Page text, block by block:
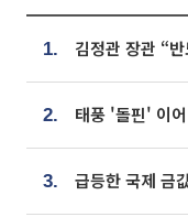
1.
2.
3. 급등한 국제 금